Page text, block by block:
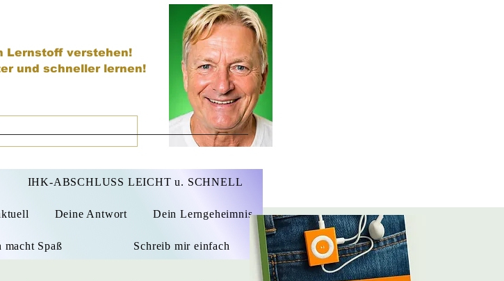
Lernstoff verstehen!
und schneller lernen!
Dr. Marius Ebert
IHK-ABSCHLUSS LEICHT u. SCHNELL
Deine Antwort Dein Lerngeheimnis
macht Spaß Schreib mir einfach